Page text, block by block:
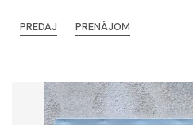
PREDAJ PRENÁJOM